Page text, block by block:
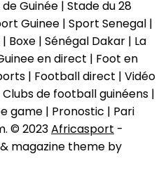
Guinée | Stade du 28
Guinee | Sport Senegal |
Boxe | Sénégal Dakar | La
en direct | Foot en
| Football direct | Vidéo
de football guinéens |
game | Pronostic | Pari
© 2023Africasport -
magazine theme by